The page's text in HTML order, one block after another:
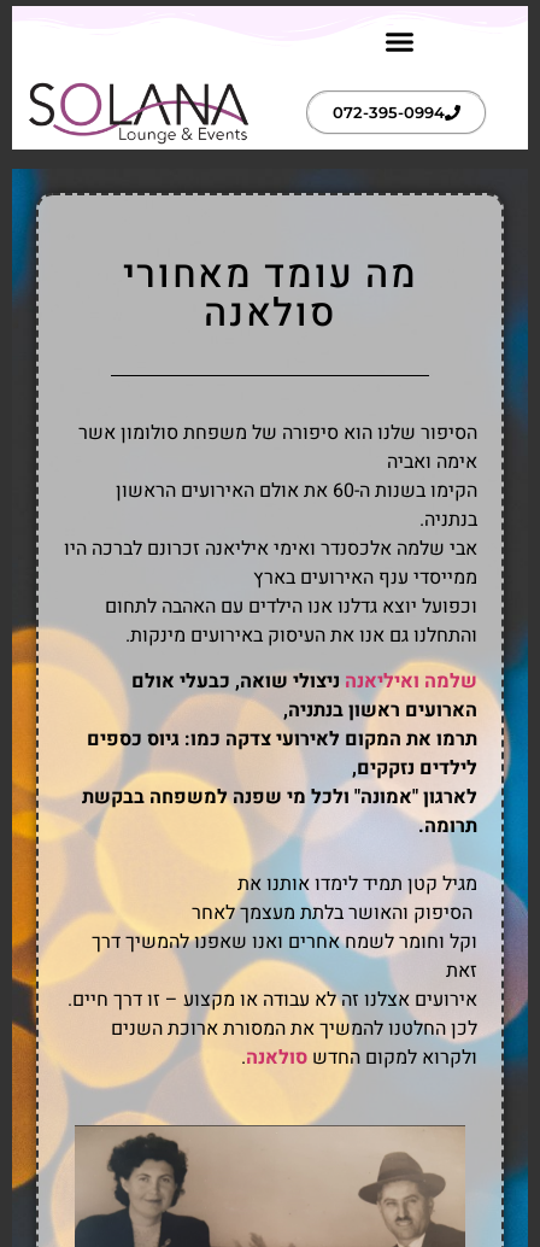
072-395-0994
מה עומד מאחורי
סולאנה
הסיפור שלנו הוא סיפורה של משפחת סולומון אשר
אימה ואביה
הקימו בשנות ה-60 את אולם האירועים הראשון
בנתניה.
אבי שלמה אלכסנדר ואימי איליאנה זכרונם לברכה היו
ממייסדי ענף האירועים בארץ
וכפועל יוצא גדלנו אנו הילדים עם האהבה לתחום
והתחלנו גם אנו את העיסוק באירועים מינקות.
שלמה ואיליאנה ניצולי שואה, כבעלי אולם
הארועים ראשון בנתניה,
תרמו את המקום לאירועי צדקה כמו: גיוס כספים
לילדים נזקקים,
לארגון "אמונה" ולכל מי שפנה למשפחה בבקשת
תרומה.
מגיל קטן תמיד לימדו אותנו את
הסיפוק והאושר בלתת מעצמך לאחר
וקל וחומר לשמח אחרים ואנו שאפנו להמשיך דרך
זאת
אירועים אצלנו זה לא עבודה או מקצוע – זו דרך חיים.
לכן החלטנו להמשיך את המסורת ארוכת השנים
ולקרוא למקום החדש סולאנה.